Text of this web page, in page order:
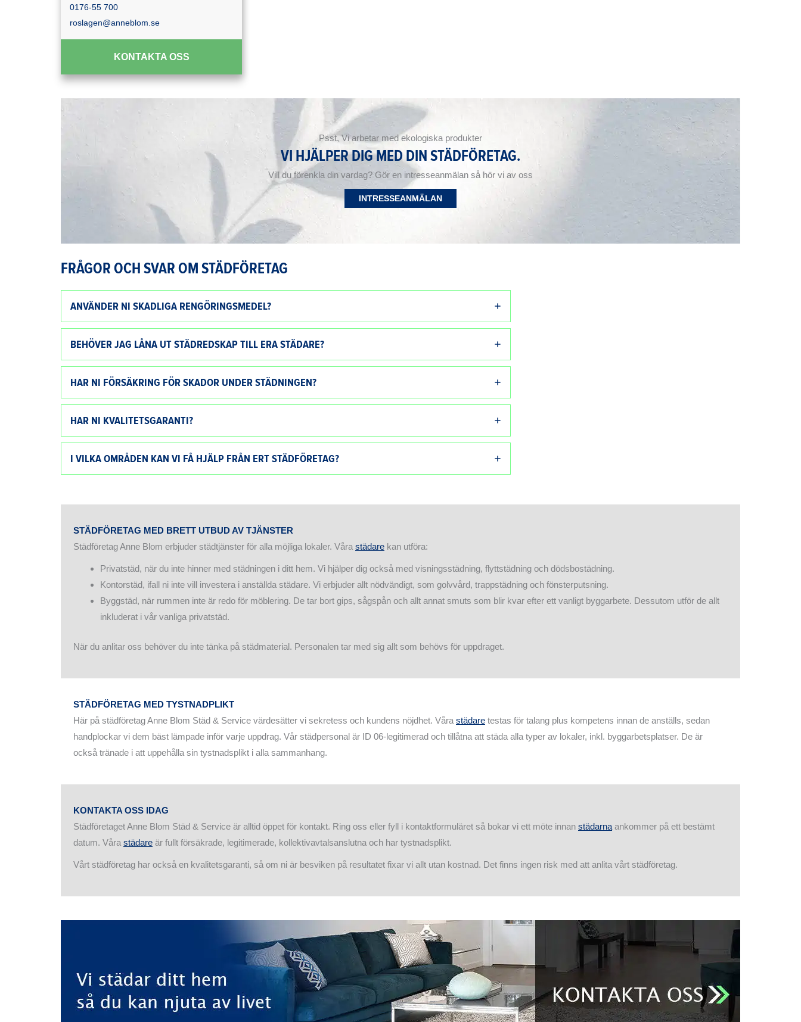
0176-55 700
roslagen@anneblom.se
KONTAKTA OSS
Psst, Vi arbetar med ekologiska produkter
VI HJÄLPER DIG MED DIN STÄDFÖRETAG.
Vill du förenkla din vardag? Gör en intresseanmälan så hör vi av oss
INTRESSEANMÄLAN
FRÅGOR OCH SVAR OM STÄDFÖRETAG
ANVÄNDER NI SKADLIGA RENGÖRINGSMEDEL?
BEHÖVER JAG LÅNA UT STÄDREDSKAP TILL ERA STÄDARE?
HAR NI FÖRSÄKRING FÖR SKADOR UNDER STÄDNINGEN?
HAR NI KVALITETSGARANTI?
I VILKA OMRÅDEN KAN VI FÅ HJÄLP FRÅN ERT STÄDFÖRETAG?
STÄDFÖRETAG MED BRETT UTBUD AV TJÄNSTER
Städföretag Anne Blom erbjuder städtjänster för alla möjliga lokaler. Våra städare kan utföra:
Privatstäd, när du inte hinner med städningen i ditt hem. Vi hjälper dig också med visningsstädning, flyttstädning och dödsbostädning.
Kontorstäd, ifall ni inte vill investera i anställda städare. Vi erbjuder allt nödvändigt, som golvvård, trappstädning och fönsterputsning.
Byggstäd, när rummen inte är redo för möblering. De tar bort gips, sågspån och allt annat smuts som blir kvar efter ett vanligt byggarbete. Dessutom utför de allt
inkluderat i vår vanliga privatstäd.
När du anlitar oss behöver du inte tänka på städmaterial. Personalen tar med sig allt som behövs för uppdraget.
STÄDFÖRETAG MED TYSTNADPLIKT
Här på städföretag Anne Blom Städ & Service värdesätter vi sekretess och kundens nöjdhet. Våra städare testas för talang plus kompetens innan de anställs, sedan
handplockar vi dem bäst lämpade inför varje uppdrag. Vår städpersonal är ID 06-legitimerad och tillåtna att städa alla typer av lokaler, inkl. byggarbetsplatser. De är
också tränade i att uppehålla sin tystnadsplikt i alla sammanhang.
KONTAKTA OSS IDAG
Städföretaget Anne Blom Städ & Service är alltid öppet för kontakt. Ring oss eller fyll i kontaktformuläret så bokar vi ett möte innan städarna ankommer på ett bestämt
datum. Våra städare är fullt försäkrade, legitimerade, kollektivavtalsanslutna och har tystnadsplikt.
Vårt städföretag har också en kvalitetsgaranti, så om ni är besviken på resultatet fixar vi allt utan kostnad. Det finns ingen risk med att anlita vårt städföretag.